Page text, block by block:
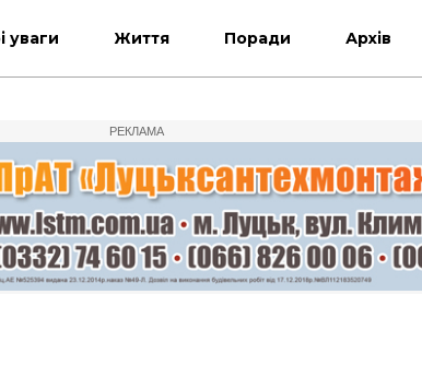
уваги Життя Поради Архів
РЕКЛАМА